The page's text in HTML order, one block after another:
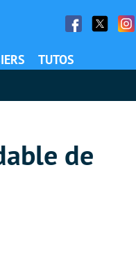
Facebook
Twitter
TUTOS
de